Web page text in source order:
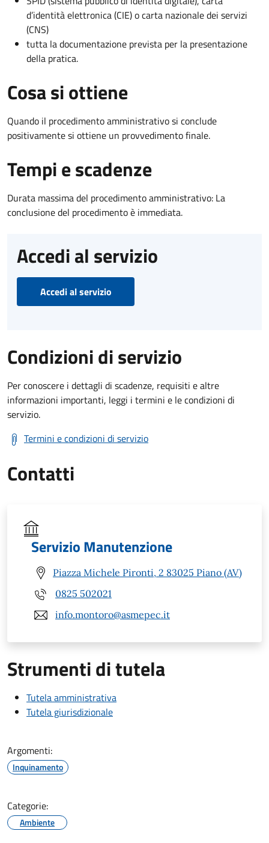
d’identità elettronica (CIE) o carta nazionale dei servizi
(CNS)
tutta la documentazione prevista per la presentazione
della pratica.
Cosa si ottiene
Quando il procedimento amministrativo si conclude
positivamente si ottiene un provvedimento finale.
Tempi e scadenze
Durata massima del procedimento amministrativo: La
conclusione del procedimento è immediata.
Accedi al servizio
Accedi al servizio
Condizioni di servizio
Per conoscere i dettagli di scadenze, requisiti e altre
informazioni importanti, leggi i termini e le condizioni di
servizio.
Termini e condizioni di servizio
Contatti
Servizio Manutenzione
Piazza Michele Pironti, 2 83025 Piano (AV)
0825 502021
info.montoro@asmepec.it
Strumenti di tutela
Tutela amministrativa
Tutela giurisdizionale
Argomenti:
Inquinamento
Categorie:
Ambiente